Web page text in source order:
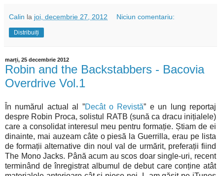
Calin la joi, decembrie 27, 2012 Niciun comentariu:
Distribuiți
marți, 25 decembrie 2012
Robin and the Backstabbers - Bacovia
Overdrive Vol.1
În numărul actual al ”Decât o Revistă” e un lung reportaj
despre Robin Proca, solistul RATB (sună ca dracu inițialele)
care a consolidat interesul meu pentru formație. Știam de ei
dinainte, mai auzeam câte o piesă la Guerrilla, erau pe lista
de formații alternative din noul val de urmărit, preferații fiind
The Mono Jacks. Până acum au scos doar single-uri, recent
terminând de înregistrat albumul de debut care conține atât